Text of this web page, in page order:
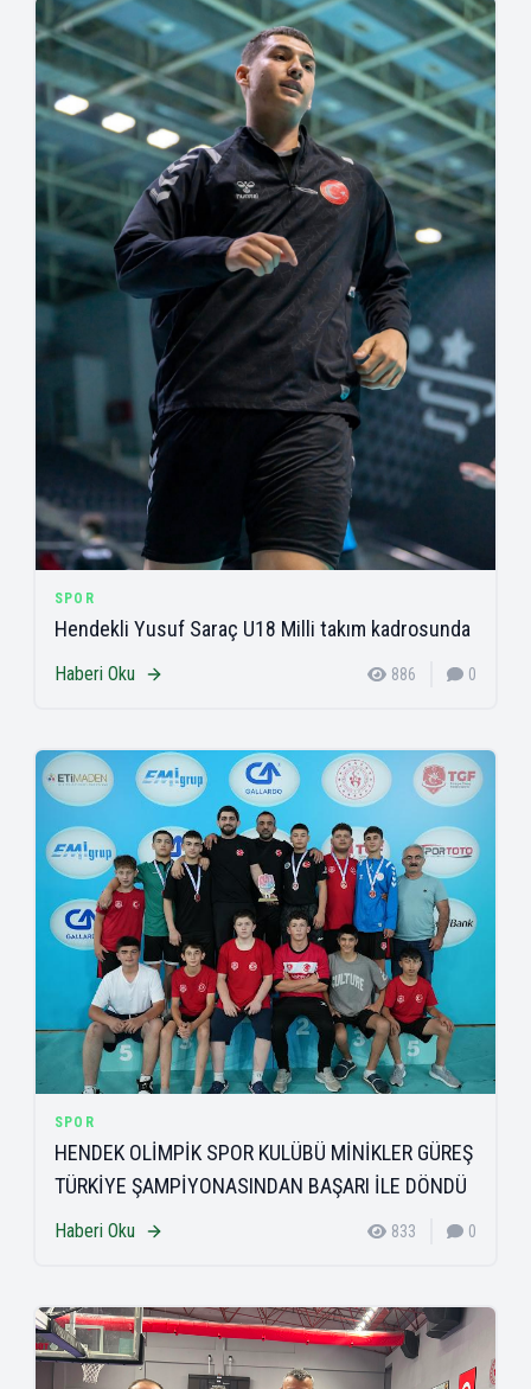
SPOR
Hendekli Yusuf Saraç U18 Milli takım kadrosunda
Haberi Oku 886 0
SPOR
HENDEK OLİMPİK SPOR KULÜBÜ MİNİKLER GÜREŞ
TÜRKİYE ŞAMPİYONASINDAN BAŞARI İLE DÖNDÜ
Haberi Oku 833 0